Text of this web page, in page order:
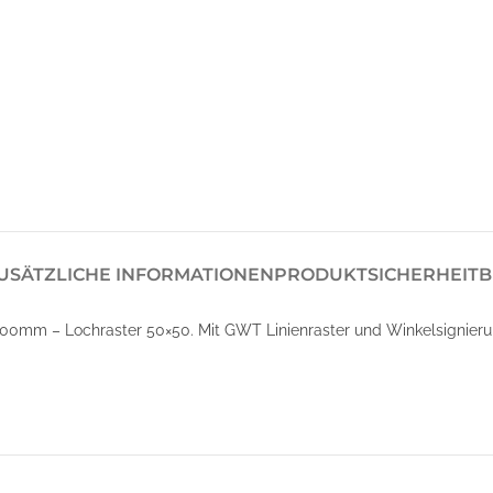
INFORMATIONENPRODUKTSICHERHEIT
– Lochraster 50×50. Mit GWT Linienraster und